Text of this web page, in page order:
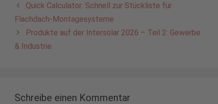
Quick Calculator: Schnell zur Stückliste für
Flachdach-Montagesysteme
Produkte auf der Intersolar 2026 – Teil 2: Gewerbe
& Industrie
Schreibe einen Kommentar